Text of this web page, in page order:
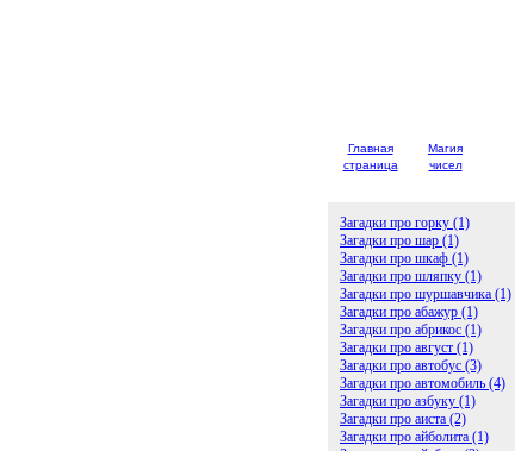
Главная
страница
Магия
чисел
Загадки про горку (1)
Загадки про шар (1)
Загадки про шкаф (1)
Загадки про шляпку (1)
Загадки про шуршавчика (1)
Загадки про абажур (1)
Загадки про абрикос (1)
Загадки про август (1)
Загадки про автобус (3)
Загадки про автомобиль (4)
Загадки про азбуку (1)
Загадки про аиста (2)
Загадки про айболита (1)